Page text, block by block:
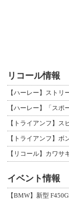
リコール情報
【ハーレー】スト
【トライアンフ】
【リコール】カワサ
イベント情報
【BMW】新型